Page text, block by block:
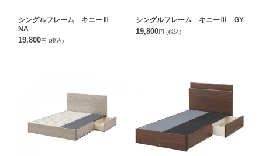
シングルフレーム キニーⅢ
NA
19,800円 (税込)
シングルフレーム キニーⅢ GY
19,800円 (税込)